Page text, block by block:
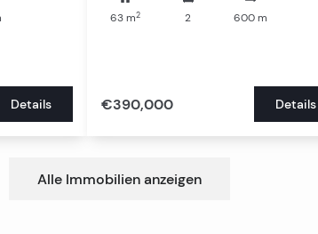
Details
63 m2 2 600 m
€390,000 Details
Alle Immobilien anzeigen